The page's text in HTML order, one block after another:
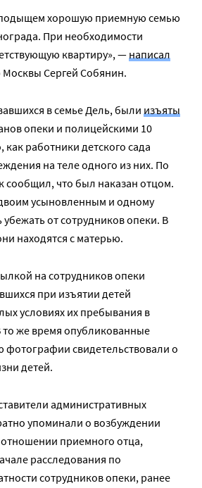
хорошую приемную семью
При необходимости
квартиру», —написал
Москвы Сергей Собянин.
в семье Дель, были изъяты
опеки и полицейскими 10
как работники детского сада
на теле одного из них. По
сообщил, что был наказан отцом.
усыновленным и одному
от сотрудников опеки. В
находятся с матерью.
на сотрудников опеки
при изъятии детей
условиях их пребывания в
же время опубликованные
свидетельствовали о
детей.
административных
упоминали о возбуждении
отношении приемного отца,
расследования по
сотрудников опеки, ранее